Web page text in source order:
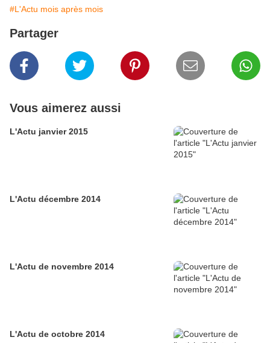
#L'Actu mois après mois
Partager
Vous aimerez aussi
L'Actu janvier 2015
L'Actu décembre 2014
L'Actu de novembre 2014
L'Actu de octobre 2014